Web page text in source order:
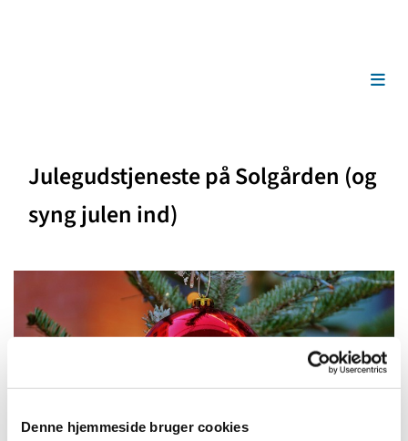
Denne hjemmeside bruger cookies
Julegudstjeneste på Solgården (og
syng julen ind)